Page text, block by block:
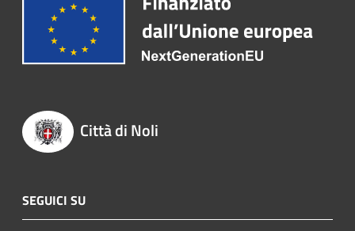
Città di Noli
SEGUICI SU